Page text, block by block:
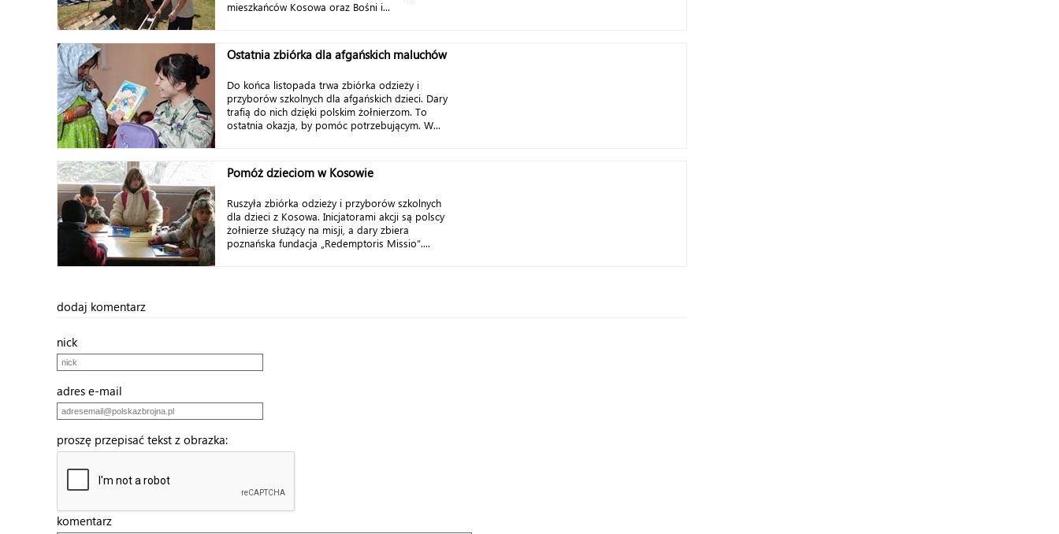
mieszkańców Kosowa oraz Bośni i...
Ostatnia zbiórka dla afgańskich maluchów
Do końca listopada trwa zbiórka odzieży i
przyborów szkolnych dla afgańskich dzieci. Dary
trafią do nich dzięki polskim żołnierzom. To
ostatnia okazja, by pomóc potrzebującym. W...
Pomóż dzieciom w Kosowie
Ruszyła zbiórka odzieży i przyborów szkolnych
dla dzieci z Kosowa. Inicjatorami akcji są polscy
żołnierze służący na misji, a dary zbiera
poznańska fundacja „Redemptoris Missio”....
dodaj komentarz
nick
adres e-mail
proszę przepisać tekst z obrazka:
komentarz